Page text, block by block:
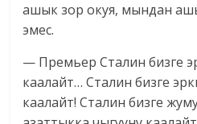
ашык зор окуя, мындан
эмес.
— Премьер Сталин бизге
каалайт… Сталин бизге
каалайт! Сталин бизге